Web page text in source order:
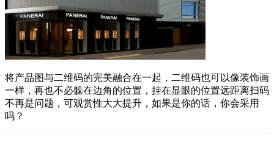
将产品图与二维码的完美融合在一起，二维码也可以像装饰画
一样，再也不必躲在边角的位置，挂在显眼的位置远距离扫码
不再是问题，可观赏性大大提升，如果是你的话，你会采用
吗？